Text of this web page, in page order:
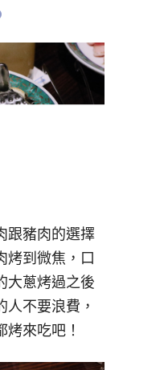
跟豬肉的選擇
烤到微焦，口
大蔥烤過之後
人不要浪費，
來吃吧！